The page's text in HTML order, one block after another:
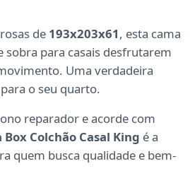
de 193x203x61, esta cama
sobra para casais desfrutarem
Uma verdadeira
para o seu quarto.
reparador e acorde com
Box Colchão Casal King é a
quem busca qualidade e bem-